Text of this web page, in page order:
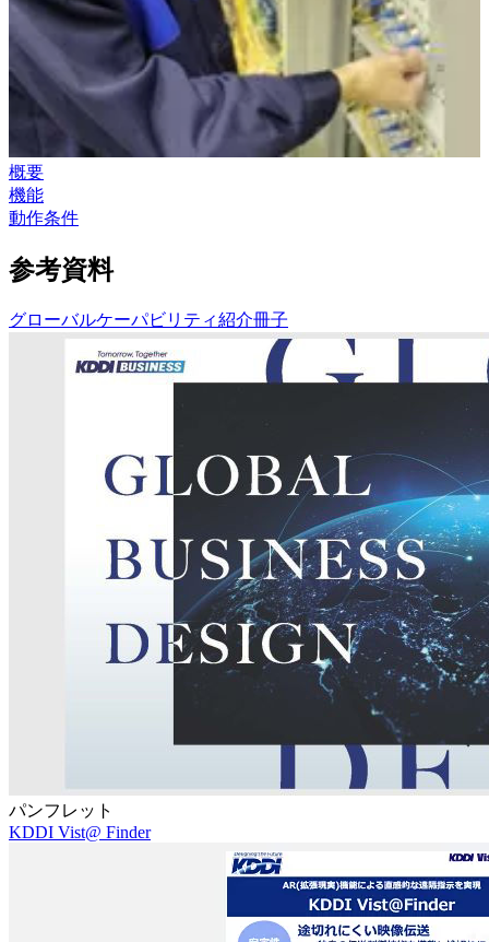
概要
機能
動作条件
参考資料
グローバルケーパビリティ紹介冊子
パンフレット
KDDI Vist@ Finder